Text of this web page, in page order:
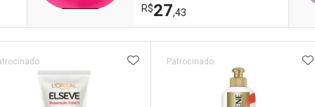
R$27,43
ADICIONAR AOS FAVORITOS
Patrocinado